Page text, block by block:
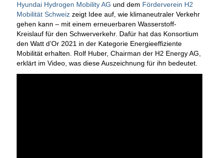
Hyundai Hydrogen Mobility AG und dem Förderverein H2
Mobilität Schweizzeigt Idee auf, wie klimaneutraler Verkehr
gehen kann – mit einem erneuerbaren Wasserstoff-
Kreislauf für den Schwerverkehr. Dafür hat das Konsortium
den Watt d’Or 2021 in der Kategorie Energieeffiziente
Mobilität erhalten. Rolf Huber, Chairman der H2 Energy AG,
erklärt im Video, was diese Auszeichnung für ihn bedeutet.